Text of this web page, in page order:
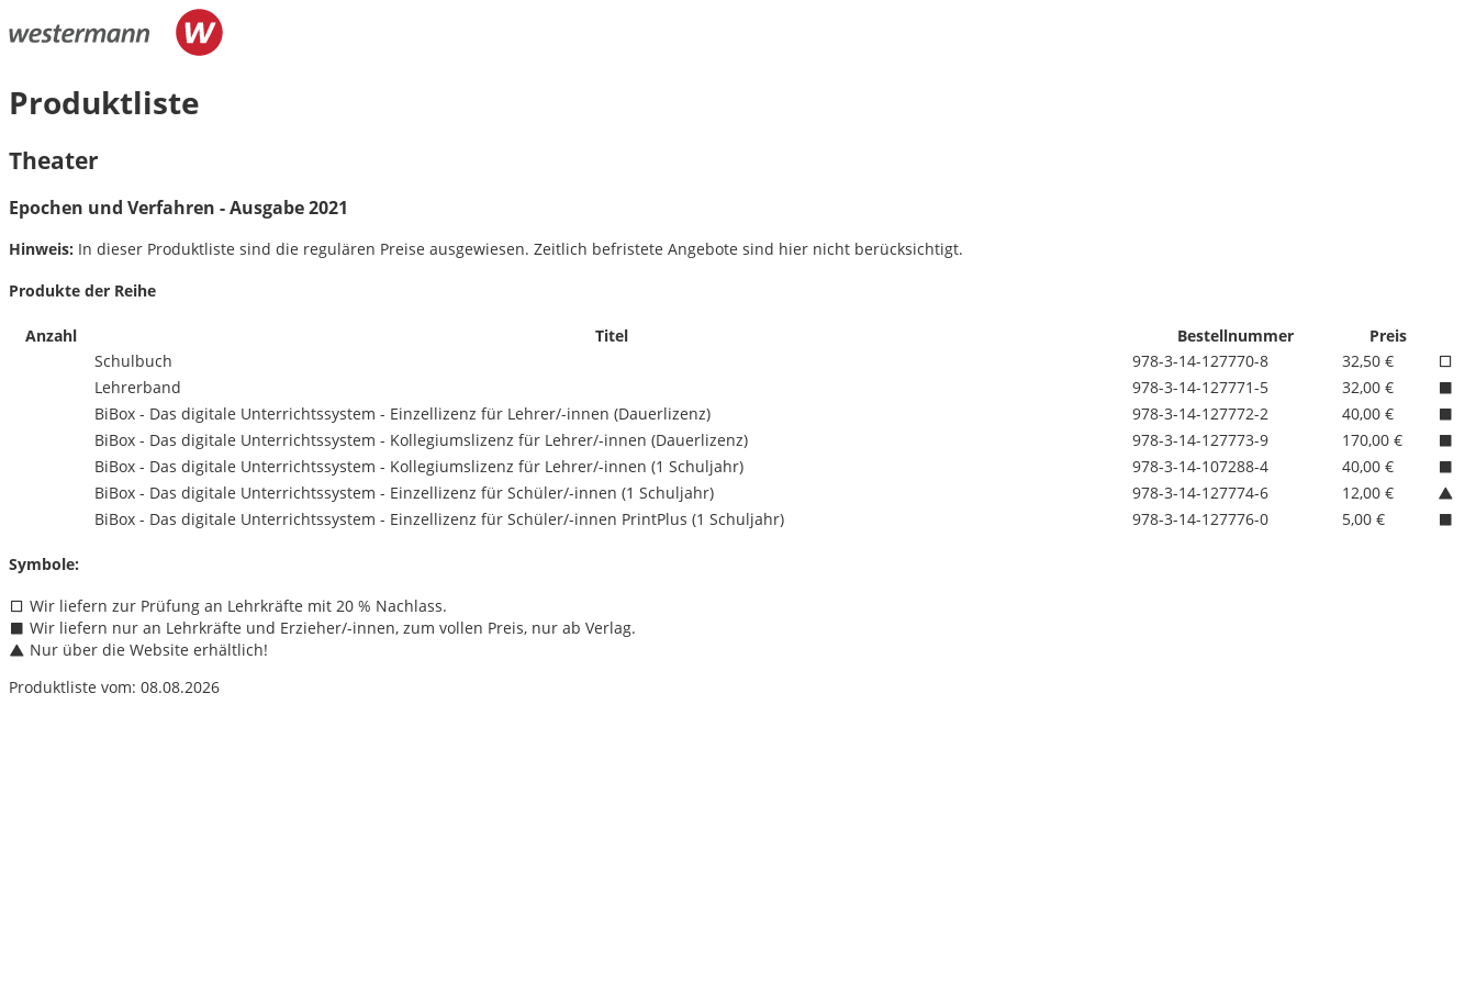
Produktliste
Theater
Epochen und Verfahren - Ausgabe 2021
Hinweis: In dieser Produktliste sind die regulären Preise ausgewiesen. Zeitlich befristete Angebote sind hier nicht berücksichtigt.
Produkte der Reihe
Anzahl Titel Bestellnummer
Preis
Schulbuch
978-3-14-127770-8
32,50 €
Lehrerband
978-3-14-127771-5
32,00 €
BiBox - Das digitale Unterrichtssystem - Einzellizenz für Lehrer/-innen (Dauerlizenz) 978-3-14-127772-2
40,00 €
BiBox - Das digitale Unterrichtssystem - Kollegiumslizenz für Lehrer/-innen (Dauerlizenz) 978-3-14-127773-9
170,00 €
BiBox - Das digitale Unterrichtssystem - Kollegiumslizenz für Lehrer/-innen (1 Schuljahr) 978-3-14-107288-4
40,00 €
BiBox - Das digitale Unterrichtssystem - Einzellizenz für Schüler/-innen (1 Schuljahr) 978-3-14-127774-6
12,00 €
BiBox - Das digitale Unterrichtssystem - Einzellizenz für Schüler/-innen PrintPlus (1 Schuljahr) 978-3-14-127776-0 5,00 €
Symbole:
Wir liefern zur Prüfung an Lehrkräfte mit 20 % Nachlass.
Wir liefern nur an Lehrkräfte und Erzieher/-innen, zum vollen Preis, nur ab Verlag.
Nur über die Website erhältlich!
Produktliste vom: 08.08.2026